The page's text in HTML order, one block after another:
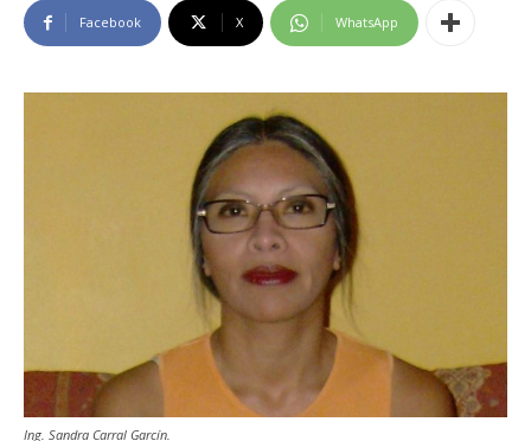
Facebook X WhatsApp
Ing. Sandra Carral Garcín.